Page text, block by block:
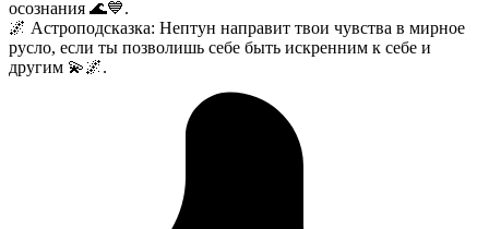
осознания 🌊💙.
🌌 Астроподсказка: Нептун направит твои чувства в мирное
русло, если ты позволишь себе быть искренним к себе и
другим 💫🌌.